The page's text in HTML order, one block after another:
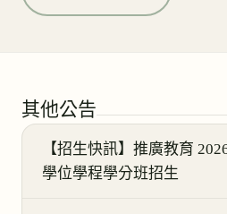
其他公告
【招生快訊】推廣教育
學位學程學分班招生